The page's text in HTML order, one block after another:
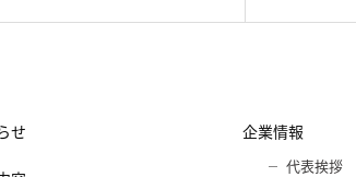
せ 企業情報
代表挨拶